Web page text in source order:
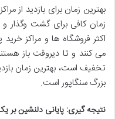
بهترین زمان برای بازدید از
زمان کافی برای گشت وگذار و
می کنند و تا دیروقت باز
تخفیف است، بهترین زمان
بزرگ سنگاپور است.
نتیجه گیری: پایانی دلنشین بر